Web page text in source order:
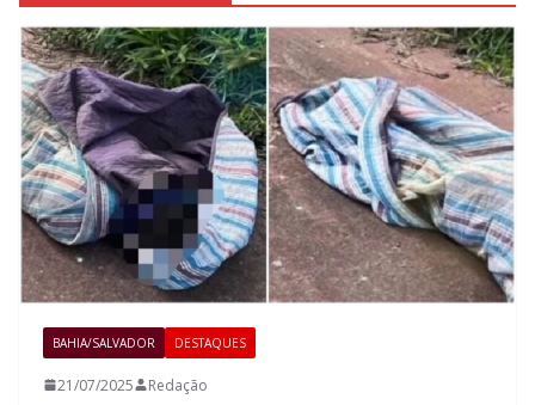
BAHIA/SALVADOR DESTAQUES
21/07/2025 Redação